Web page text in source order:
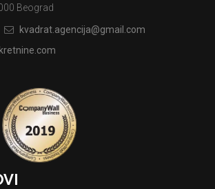
Beograd
kvadrat.agencija@gmail.com